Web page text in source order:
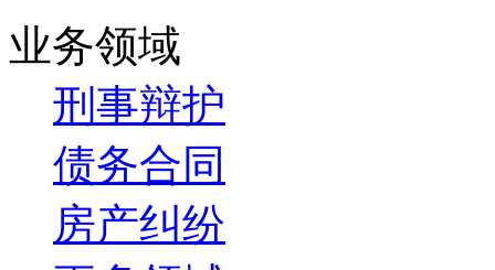
业务领域
刑事辩护
债务合同
房产纠纷